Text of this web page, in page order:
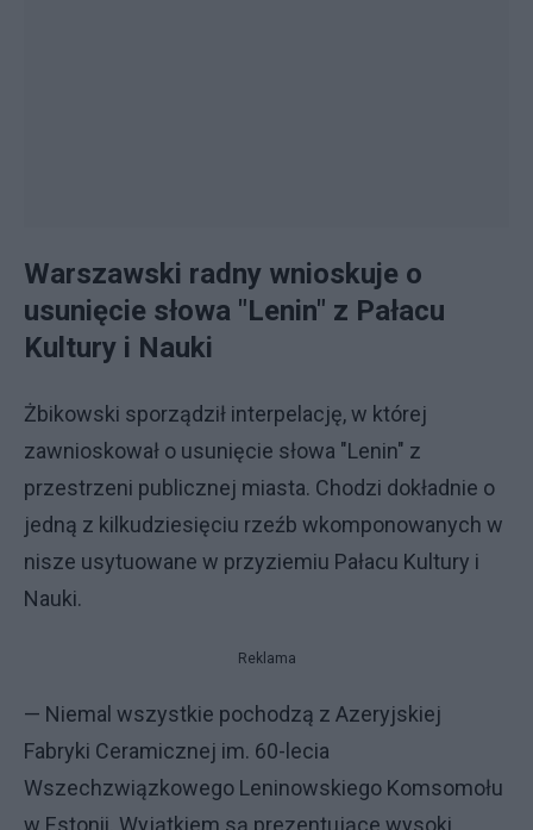
Warszawski radny wnioskuje o
usunięcie słowa "Lenin" z Pałacu
Kultury i Nauki
Żbikowski sporządził interpelację, w której
zawnioskował o usunięcie słowa "Lenin" z
przestrzeni publicznej miasta. Chodzi dokładnie o
jedną z kilkudziesięciu rzeźb wkomponowanych w
nisze usytuowane w przyziemiu Pałacu Kultury i
Nauki.
Reklama
— Niemal wszystkie pochodzą z Azeryjskiej
Fabryki Ceramicznej im. 60-lecia
Wszechzwiązkowego Leninowskiego Komsomołu
w Estonii. Wyjątkiem są prezentujące wysoki